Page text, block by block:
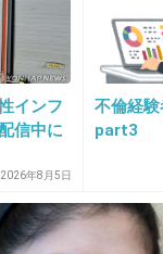
は気持ちだけ
るんだし
+122
インフ
信中に
2026年8月5日
不倫経
part3